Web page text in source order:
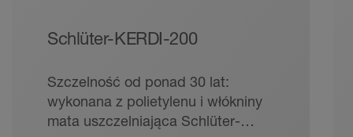
Schlüter-KERDI-200
Szczelność od ponad 30 lat:
wykonana z polietylenu i włókniny
mata uszczelniająca Schlüter-